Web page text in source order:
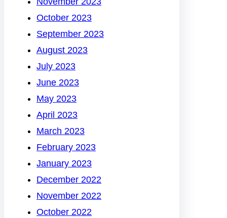
October 2023
September 2023
August 2023
July 2023
June 2023
May 2023
April 2023
March 2023
February 2023
January 2023
December 2022
November 2022
October 2022